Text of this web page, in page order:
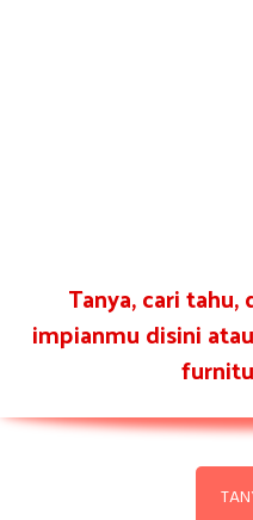
Tanya, cari
impianmu disini